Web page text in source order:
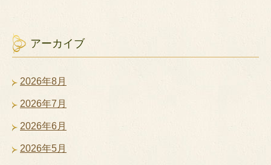
アーカイブ
2026年8月
2026年7月
2026年6月
2026年5月